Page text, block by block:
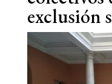
exclusión